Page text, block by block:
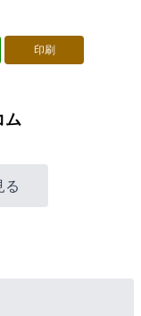
印刷
ム
る